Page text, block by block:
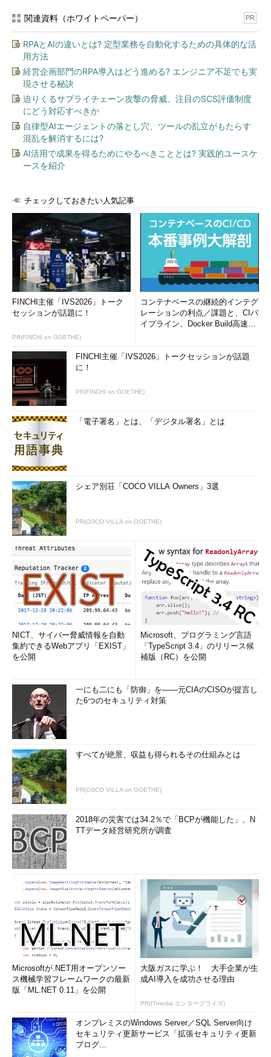
よくコンサルティングの現場などで、顧客から「データベース
を導入する場合には、やっぱりファイアウォールを導入しないと
いけないですかね？」と聞かれることがある。そもそも、ファイ
アウォールの導入に関しては、3つの選択肢が考えられる（
1〜図3-3参照）。これは、システムの規模や予算によって考え
方が違ってくるはずだ。ただし、どの選択肢を選んでも間違いで
はない。予算が許せば、DMZと内部ネットワークそれぞれにファ
イアウォールを設置することは可能だが、システム構築において
常に付きまとうのがコストの制約。セキュリティ要素について
図3-1 内部ネットワークにもファイアウォールを
設置する場合
場合
図3-3 ファイアウォールを設置しない場合
たとえファイアウォールを設置しても、ファイアウォールが通
信を許可しているサービスに対するバッファオーバーフロー攻撃
までを防ぐことはできない（表1）。ファイアウォールの構築方
法はいくつかあるが、Oracleデータベースは、本記事の冒頭での
ポリシーに従って内部ネットワークにプライベートアドレスを利
用して構築することをお勧めする。そのうえで、Oracleデータベ
で、よりセキュアなOracleデータベースを構築することができ
る。
*** 一部省略されたコンテンツがあります。PC版でご覧くださ
い。
コラム 内部ネットワーク用ファイアウ
置かれるファイアウォールを指す。内部
は、コスト的な負担になるため、積極的
に提案されるソリューションではない
が、機能としては、DMZセグメントから
の通信について、許可されたホストのみ
の通信を許可するというものだ。
では、許可されないホストから通信が実
行された場合はどういう意味になるだろ
うか？ それは、当該ホストから管理者
が間違えてOracleデータベースにアクセ
スしてしまったケースかそのサーバが不
れる。内部ネットワーク用ファイアウォ
ールの設置はこういった行為を防ぐのに
さらに、社内ネットワークと接続されて
いる場合などは、社内のほかのネットワ
ークセグメントからの接続について保護
を行う場合にも有効なソリューションに
ただし、この場合も許可されたホストに
対して不正侵入があった場合には、正常
なアクセスか不正なアクセスかの区別を
関連資料（ホワイトペーパー） PR
RPAとAIの違いとは? 定型業務を自動化するための具体的な活
用方法
経営企画部門のRPA導入はどう進める? エンジニア不足でも実
現させる秘訣
迫りくるサプライチェーン攻撃の脅威、注目のSCS評価制度
にどう対応すべきか
自律型AIエージェントの落とし穴、ツールの乱立がもたらす
混乱を解消するには?
AI活用で成果を得るためにやるべきこととは? 実践的ユースケ
ースを紹介
チェックしておきたい人気記事
FINCHI主催「IVS2026」トーク
セッションが話題に！
PR(FINCHI on GOETHE)
コンテナベースの継続的インテグ
レーションの利点／課題と、CIパ
イプライン、Docker Build高速化
FINCHI主催「IVS2026」トークセッションが話題
に！
PR(FINCHI on GOETHE)
「電子署名」とは、「デジタル署名」とは
シェア別荘「COCO VILLA Owners」3選
PR(COCO VILLA on GOETHE)
NICT、サイバー脅威情報を自動
集約できるWebアプリ「EXIST」
を公開
Microsoft、プログラミング言語
「TypeScript 3.4」のリリース候
補版（RC）を公開
一にも二にも「防御」を――元CIAのCISOが提言し
た6つのセキュリティ対策
すべてが絶景、収益も得られるその仕組みとは
PR(COCO VILLA on GOETHE)
2018年の災害では34.2％で「BCPが機能した」、N
TTデータ経営研究所が調査
Microsoftが.NET用オープンソー
ス機械学習フレームワークの最新
版「ML.NET 0.11」を公開
大阪ガスに学ぶ！ 大手企業が生
成AI導入を成功させる理由
PR(ITmedia エンタープライズ)
オンプレミスのWindows Server／SQL Server向け
セキュリティ更新サービス「拡張セキュリティ更新
プログ...